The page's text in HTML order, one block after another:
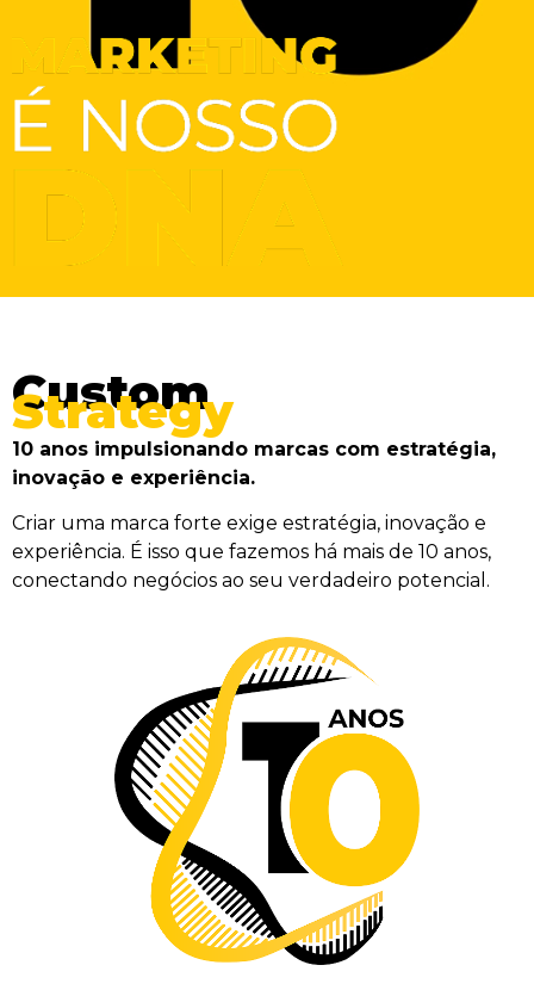
Custom
Strategy
10 anos impulsionando marcas com estratégia,
inovação e experiência.
Criar uma marca forte exige estratégia, inovação e
experiência. É isso que fazemos há mais de 10 anos,
conectando negócios ao seu verdadeiro potencial.